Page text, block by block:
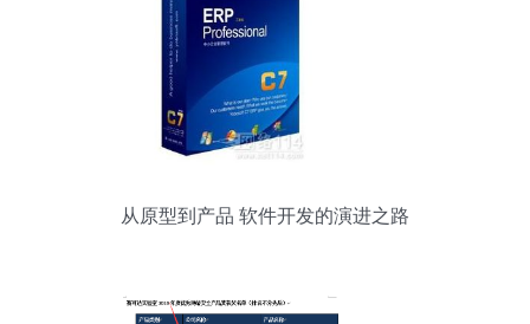
从原型到产品 软件开发的演进之路